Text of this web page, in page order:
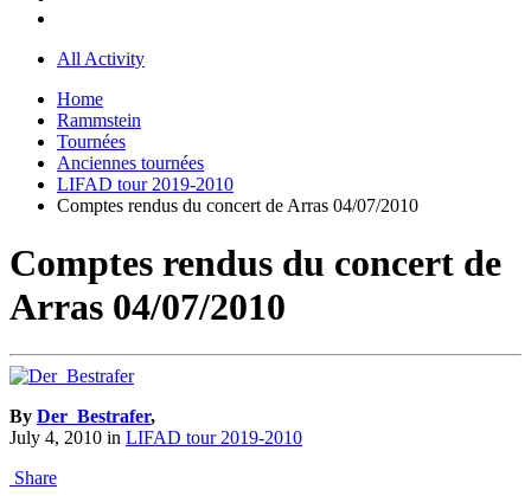
All Activity
Home
Rammstein
Tournées
Anciennes tournées
LIFAD tour 2019-2010
Comptes rendus du concert de Arras 04/07/2010
Comptes rendus du concert de
Arras 04/07/2010
By Der_Bestrafer,
July 4, 2010 in LIFAD tour 2019-2010
Share